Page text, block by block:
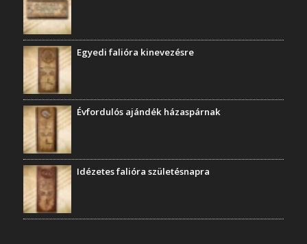
Egyedi falióra kinevezésre
Évfordulós ajándék házaspárnak
Idézetes falióra születésnapra